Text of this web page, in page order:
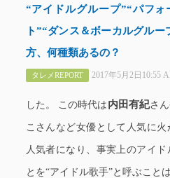
“アイドルグループ”“パフ
ト”“ダンス＆ボーカルグル
方、何種類あるの？
タレメREPORT 2017年5月2日10:55
した。 この時代は 内田有紀さ
こさんなど女優として人気に
人気者になり、事実上のアイ
とを“アイドル歌手”と呼ぶこと